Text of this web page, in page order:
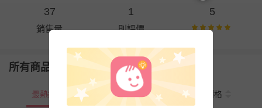
37
銷售量
1
則評價
5
所有商品
最熱銷 新上市 價格